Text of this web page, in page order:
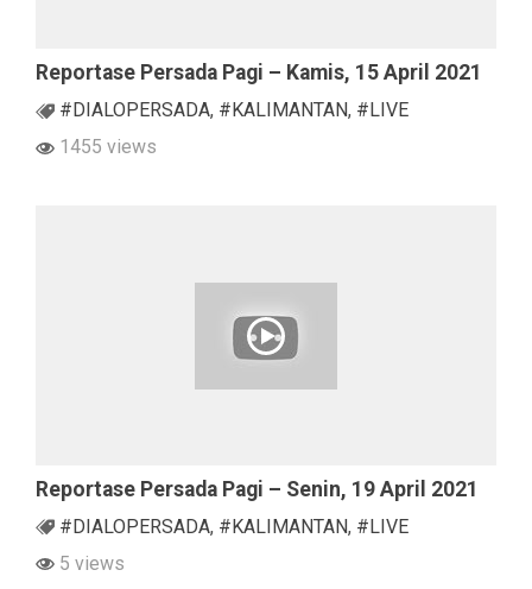
Reportase Persada Pagi – Kamis, 15 April 2021
#DIALOPERSADA, #KALIMANTAN, #LIVE
1455 views
Reportase Persada Pagi – Senin, 19 April 2021
#DIALOPERSADA, #KALIMANTAN, #LIVE
5 views